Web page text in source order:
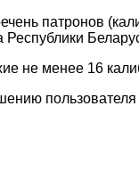
патронов
Республики
не менее 16
пользователя